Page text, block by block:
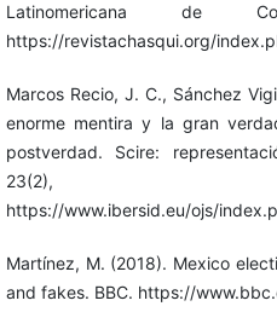
Latinomericana de
https://revistachasqui.org/
Marcos Recio, J. C., Sánchez
enorme mentira y la gran
postverdad. Scire:
https://www.ibersid.eu/ojs/
Martínez, M. (2018). Mexico
and fakes. BBC. https://